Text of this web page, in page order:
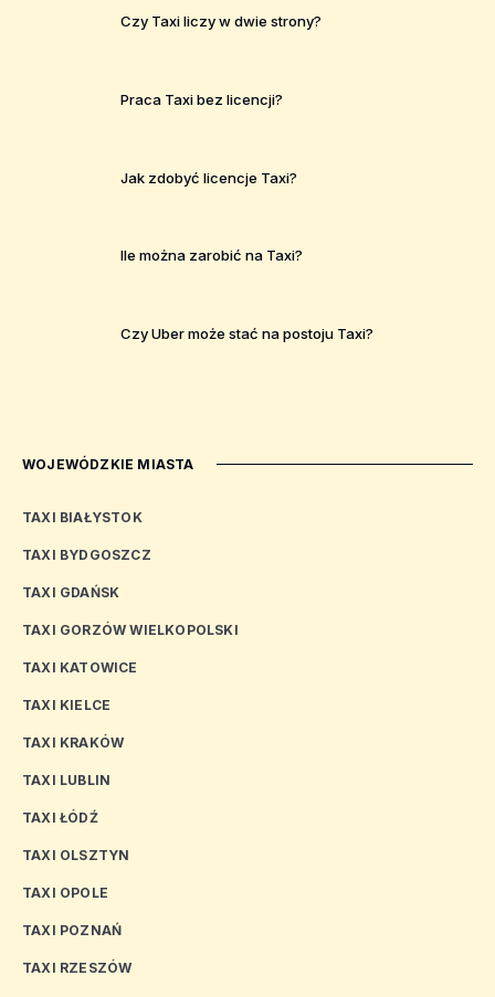
Czy Taxi liczy w dwie strony?
Praca Taxi bez licencji?
Jak zdobyć licencje Taxi?
Ile można zarobić na Taxi?
Czy Uber może stać na postoju Taxi?
WOJEWÓDZKIE MIASTA
TAXI BIAŁYSTOK
TAXI BYDGOSZCZ
TAXI GDAŃSK
TAXI GORZÓW WIELKOPOLSKI
TAXI KATOWICE
TAXI KIELCE
TAXI KRAKÓW
TAXI LUBLIN
TAXI ŁÓDŹ
TAXI OLSZTYN
TAXI OPOLE
TAXI POZNAŃ
TAXI RZESZÓW